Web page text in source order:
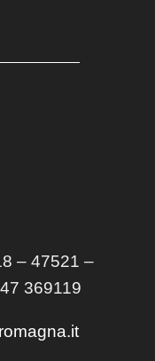
– 47521 –
369119